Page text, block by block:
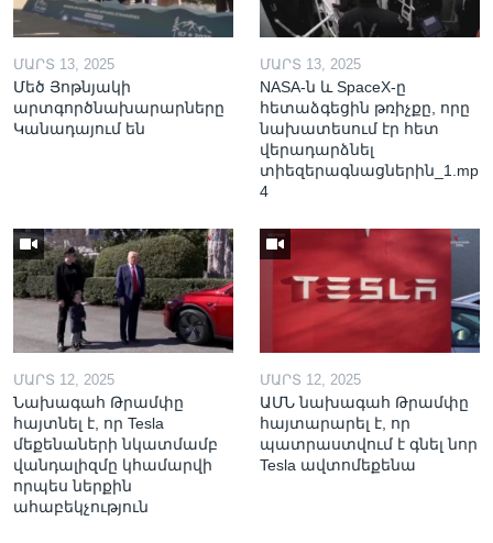
ՄԱՐՏ 13, 2025
Մեծ Յոթնյակի
արտգործնախարարները
Կանադայում են
ՄԱՐՏ 13, 2025
NASA-ն և SpaceX-ը
հետաձգեցին թռիչքը, որը
նախատեսում էր հետ
վերադարձնել
տիեզերագնացներին_1.mp
4
ՄԱՐՏ 12, 2025
Նախագահ Թրամփը
հայտնել է, որ Tesla
մեքենաների նկատմամբ
վանդալիզմը կհամարվի
որպես ներքին
ահաբեկչություն
ՄԱՐՏ 12, 2025
ԱՄՆ նախագահ Թրամփը
հայտարարել է, որ
պատրաստվում է գնել նոր
Tesla ավտոմեքենա